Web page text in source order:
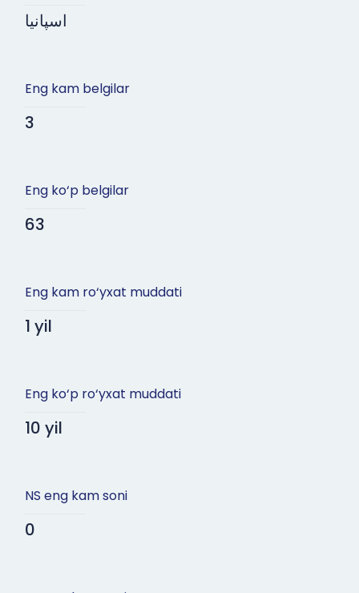
اسپانیا
Eng kam belgilar
3
Eng ko‘p belgilar
63
Eng kam ro‘yxat muddati
1 yil
Eng ko‘p ro‘yxat muddati
10 yil
NS eng kam soni
0